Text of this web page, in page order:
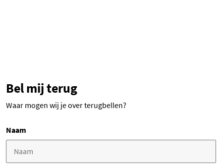
Bel mij terug
Waar mogen wij je over terugbellen?
Naam